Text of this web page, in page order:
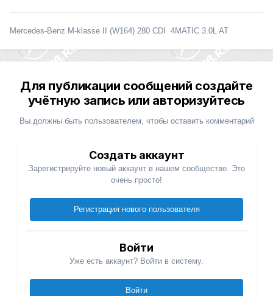
Mercedes-Benz M-klasse II (W164) 280 CDI 4MATIC 3.0L AT
Для публикации сообщений создайте
учётную запись или авторизуйтесь
Вы должны быть пользователем, чтобы оставить комментарий
Создать аккаунт
Зарегистрируйте новый аккаунт в нашем сообществе. Это
очень просто!
Регистрация нового пользователя
Войти
Уже есть аккаунт? Войти в систему.
Войти